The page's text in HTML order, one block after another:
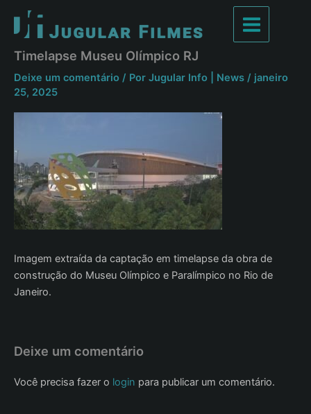
conteúdo
Main
Timelapse Museu Olímpico RJ
Deixe um comentário / Por Jugular Info | News / janeiro
25, 2025
Imagem extraída da captação em timelapse da obra de
construção do Museu Olímpico e Paralímpico no Rio de
Janeiro.
Deixe um comentário
Você precisa fazer o login para publicar um comentário.